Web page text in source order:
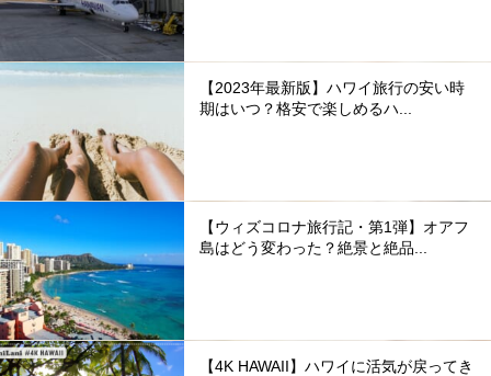
【2023年最新版】ハワイ旅行の安い時
期はいつ？格安で楽しめるハ...
【ウィズコロナ旅行記・第1弾】オアフ
島はどう変わった？絶景と絶品...
【4K HAWAII】ハワイに活気が戻ってき